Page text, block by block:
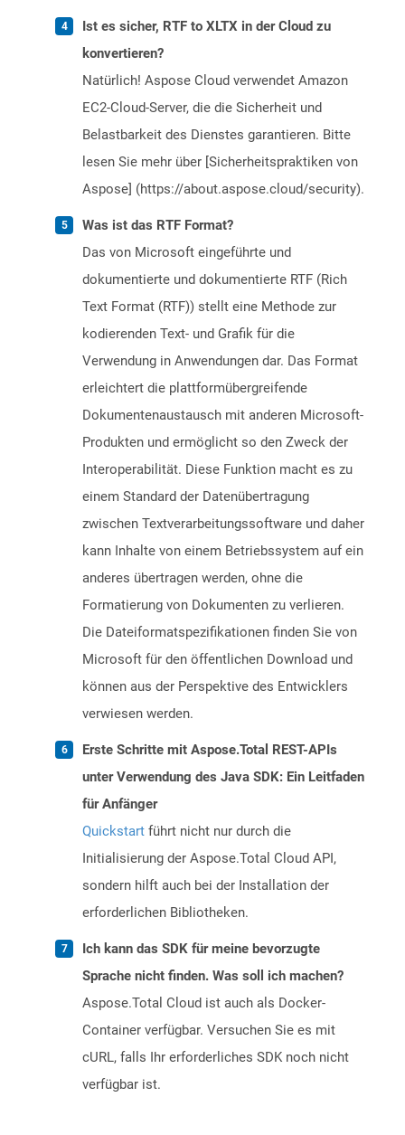
Ist es sicher, RTF to XLTX in der Cloud zu
konvertieren?
Natürlich! Aspose Cloud verwendet Amazon
EC2-Cloud-Server, die die Sicherheit und
Belastbarkeit des Dienstes garantieren. Bitte
lesen Sie mehr über [Sicherheitspraktiken von
Aspose] (https://about.aspose.cloud/security).
Was ist das RTF Format?
Das von Microsoft eingeführte und
dokumentierte und dokumentierte RTF (Rich
Text Format (RTF)) stellt eine Methode zur
kodierenden Text- und Grafik für die
Verwendung in Anwendungen dar. Das Format
erleichtert die plattformübergreifende
Dokumentenaustausch mit anderen Microsoft-
Produkten und ermöglicht so den Zweck der
Interoperabilität. Diese Funktion macht es zu
einem Standard der Datenübertragung
zwischen Textverarbeitungssoftware und daher
kann Inhalte von einem Betriebssystem auf ein
anderes übertragen werden, ohne die
Formatierung von Dokumenten zu verlieren.
Die Dateiformatspezifikationen finden Sie von
Microsoft für den öffentlichen Download und
können aus der Perspektive des Entwicklers
verwiesen werden.
Erste Schritte mit Aspose.Total REST-APIs
unter Verwendung des Java SDK: Ein Leitfaden
für Anfänger
Quickstart führt nicht nur durch die
Initialisierung der Aspose.Total Cloud API,
sondern hilft auch bei der Installation der
erforderlichen Bibliotheken.
Ich kann das SDK für meine bevorzugte
Sprache nicht finden. Was soll ich machen?
Aspose.Total Cloud ist auch als Docker-
Container verfügbar. Versuchen Sie es mit
cURL, falls Ihr erforderliches SDK noch nicht
verfügbar ist.